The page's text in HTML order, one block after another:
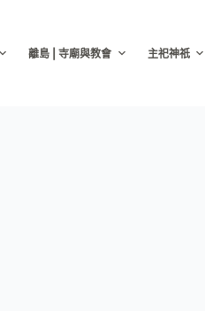
離島 | 寺廟與教會 主祀神祇